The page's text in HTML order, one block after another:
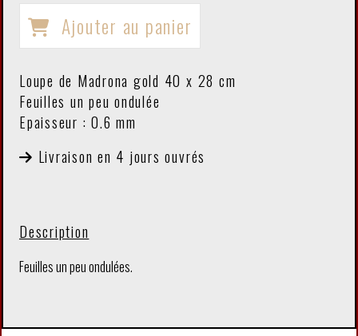
Ajouter au panier
Loupe de Madrona gold 40 x 28 cm
Feuilles un peu ondulée
Epaisseur : 0.6 mm
Livraison en 4 jours ouvrés
Description
Feuilles un peu ondulées.